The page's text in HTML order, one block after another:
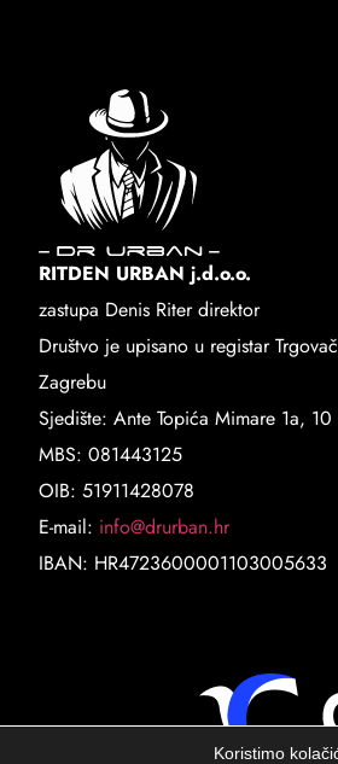
RITDEN URBAN j.d.o.o.
zastupa Denis Riter direktor
Društvo je upisano u registar
Zagrebu
Sjedište: Ante Topića Mimare 1a,
MBS: 081443125
OIB: 51911428078
E-mail: info@drurban.hr
IBAN: HR4723600001103005633
Koristimo